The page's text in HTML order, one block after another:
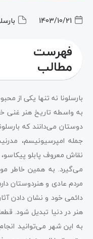
1403/10/21
فهرست
مطالب
بارسلونا نه تنها یکی از
به واسطه تاریخ هنر غنی
دوستان می‌دانند که
جمله امپرسیونیسم،
نقاش معروف پابلو
می‌گیرد. به همین خاطر
مردم عادی و هنردوستان
دائمی خود و نشان دادن
هنر در دنیا تبدیل شود.
به این شهر می‌توانید